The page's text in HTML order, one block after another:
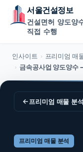
서울건설정보
건설면허 양도양
직접 수행
인사이트 › 프리미엄 매
›
←프리미엄 매물 분석
프리미엄 매물 분석